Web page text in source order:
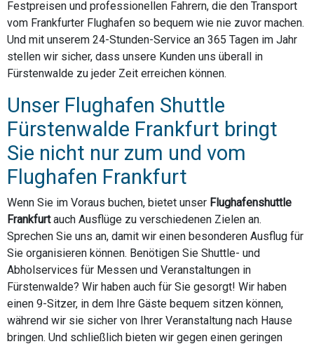
Festpreisen und professionellen Fahrern, die den Transport
vom Frankfurter Flughafen so bequem wie nie zuvor machen.
Und mit unserem 24-Stunden-Service an 365 Tagen im Jahr
stellen wir sicher, dass unsere Kunden uns überall in
Fürstenwalde zu jeder Zeit erreichen können.
Unser Flughafen Shuttle
Fürstenwalde Frankfurt bringt
Sie nicht nur zum und vom
Flughafen Frankfurt
Wenn Sie im Voraus buchen, bietet unser Flughafenshuttle
Frankfurtauch Ausflüge zu verschiedenen Zielen an.
Sprechen Sie uns an, damit wir einen besonderen Ausflug für
Sie organisieren können. Benötigen Sie Shuttle- und
Abholservices für Messen und Veranstaltungen in
Fürstenwalde? Wir haben auch für Sie gesorgt! Wir haben
einen 9-Sitzer, in dem Ihre Gäste bequem sitzen können,
während wir sie sicher von Ihrer Veranstaltung nach Hause
bringen. Und schließlich bieten wir gegen einen geringen